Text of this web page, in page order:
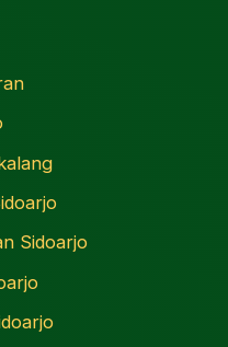
Sidoarjo